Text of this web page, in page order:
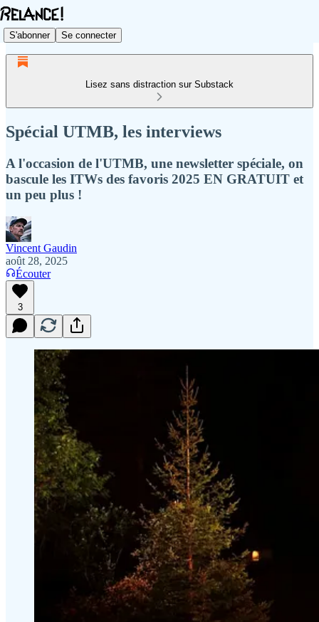
S'abonner Se connecter
Lisez sans distraction sur Substack
Spécial UTMB, les interviews
A l'occasion de l'UTMB, une newsletter spéciale, on
bascule les ITWs des favoris 2025 EN GRATUIT et
un peu plus !
Vincent Gaudin
août 28, 2025
Écouter
3